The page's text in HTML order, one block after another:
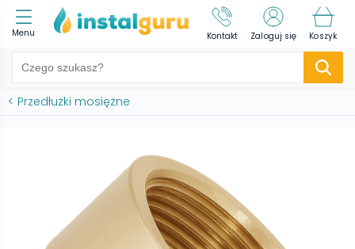
Menu Kontakt Zaloguj się Koszyk
< Przedłużki mosiężne